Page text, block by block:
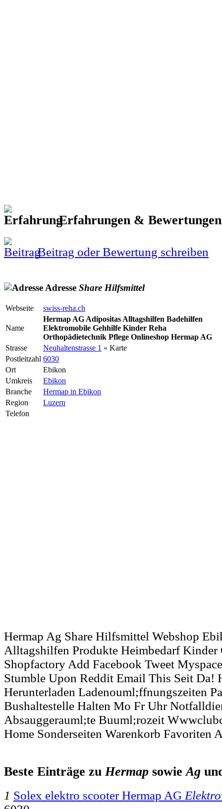
Erfahrungen &
Beitrag oder Bewertung schreiben
Adresse Share Hilfsmittel
Webseite swiss-reha.ch
Name
Hermap AG Adipositas Alltagshilfen Badehilfen
Elektromobile Gehhilfe Kinder Reha
Orthopädietechnik Pflege Onlineshop Hermap AG
Strasse
Neuhaltenstrasse 1 « Karte
Postleitzahl 6030
Ort
Ebikon
Umkreis
Ebikon
Branche
Hermap in Ebikon
Region
Luzern
Telefon
Hermap Ag Share Hilfsmittel Webshop
Alltagshilfen Produkte Heimbedarf
Shopfactory Add Facebook Tweet
Stumble Upon Reddit Email This Seit Da!
Herunterladen Ladenouml;ffnungszeiten
Bushaltestelle Halten Mo Fr Uhr
Absauggerauml;te Buuml;rozeit
Home Sonderseiten Warenkorb Favoriten
Beste Einträge zuHermap sowieAg
1 Solex elektro scooter Hermap AG